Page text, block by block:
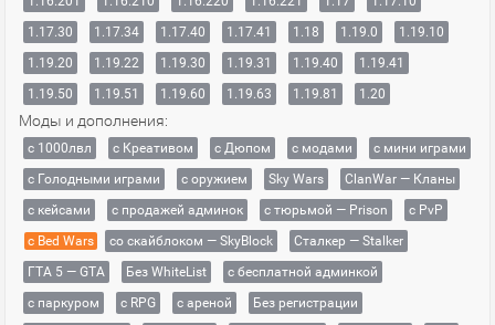
1.17.30
1.17.34 1.17.40 1.17.41 1.18 1.19.0
1.19.10
1.19.20
1.19.22 1.19.30 1.19.31 1.19.40
1.19.41
1.19.50
1.19.51 1.19.60 1.19.63 1.19.81 1.20
Моды и дополнения:
с 1000лвл c Креативом с Дюпом с модами
с мини играми
с Голодными играми
с оружием Sky Wars
ClanWar — Кланы
с кейсами
с продажей админок с тюрьмой — Prison
с PvP
с Bed Wars
со скайблоком — SkyBlock
Сталкер — Stalker
ГТА 5 — GTA
Без WhiteList
с бесплатной админкой
с паркуром
с RPG с ареной
Без регистрации